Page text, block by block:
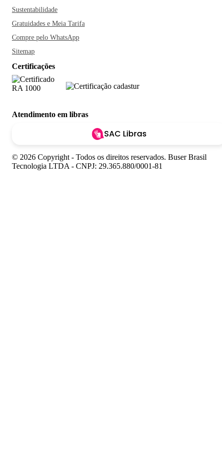
Sustentabilidade
Gratuidades e Meia Tarifa
Compre pelo WhatsApp
Sitemap
Certificações
Atendimento em libras
SAC Libras
© 2026 Copyright - Todos os direitos reservados. Buser Brasil
Tecnologia LTDA - CNPJ: 29.365.880/0001-81